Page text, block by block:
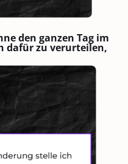
den ganzen Tag im
dafür zu verurteilen,